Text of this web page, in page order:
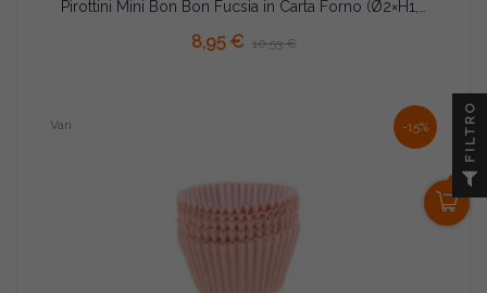
8,95 € 10,53 €
-15%
Vari FILTRO